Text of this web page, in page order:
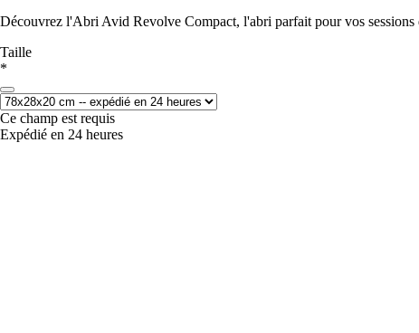
Découvrez l'Abri Avid Revolve Compact, l'abri parfait pour vos sessions
Taille
*
Ce champ est requis
Expédié en 24 heures